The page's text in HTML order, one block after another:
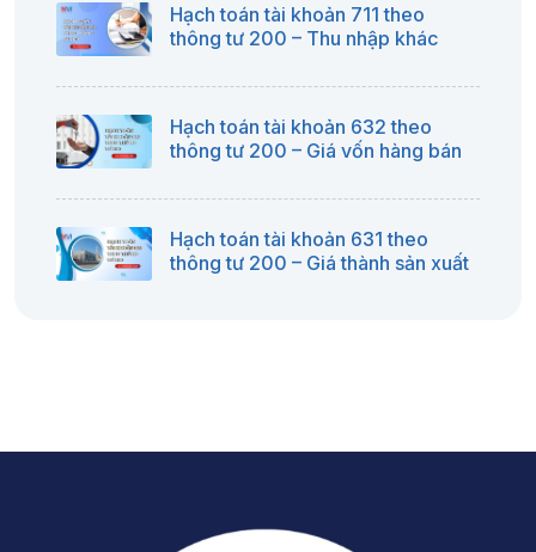
Hạch toán tài khoản 711 theo
thông tư 200 – Thu nhập khác
Hạch toán tài khoản 632 theo
thông tư 200 – Giá vốn hàng bán
Hạch toán tài khoản 631 theo
thông tư 200 – Giá thành sản xuất